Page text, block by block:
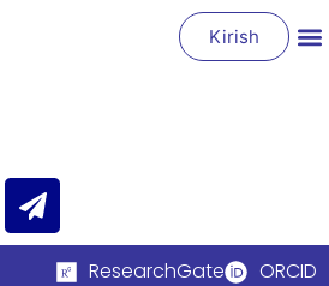
Kirish
ResearchGate ORCID